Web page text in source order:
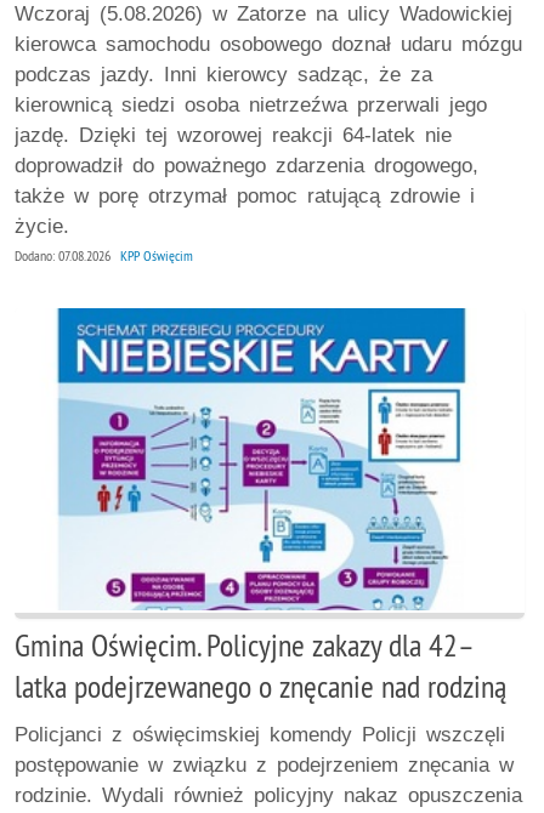
Wczoraj (5.08.2026) w Zatorze na ulicy Wadowickiej
kierowca samochodu osobowego doznał udaru mózgu
podczas jazdy. Inni kierowcy sadząc, że za
kierownicą siedzi osoba nietrzeźwa przerwali jego
jazdę. Dzięki tej wzorowej reakcji 64-latek nie
doprowadził do poważnego zdarzenia drogowego,
także w porę otrzymał pomoc ratującą zdrowie i
życie.
Dodano: 07.08.2026 KPP Oświęcim
Gmina Oświęcim. Policyjne zakazy dla 42–
latka podejrzewanego o znęcanie nad rodziną
Policjanci z oświęcimskiej komendy Policji wszczęli
postępowanie w związku z podejrzeniem znęcania w
rodzinie. Wydali również policyjny nakaz opuszczenia